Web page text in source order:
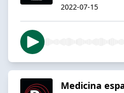
2022-07-15
Medicina